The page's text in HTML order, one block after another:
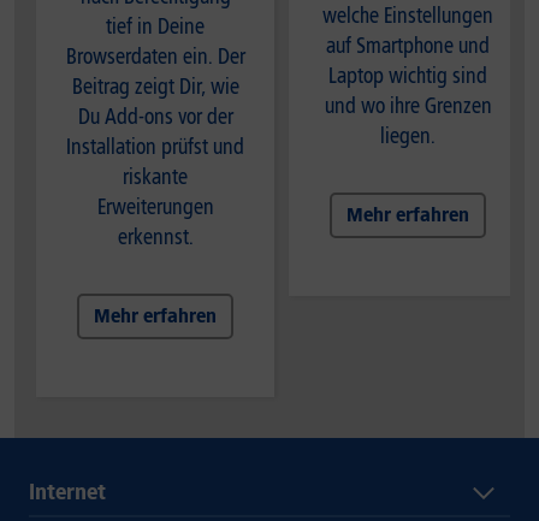
tief in Deine
Browserdaten ein. Der
Beitrag zeigt Dir, wie
Du Add-ons vor der
Installation prüfst und
riskante
Erweiterungen
erkennst.
Mehr erfahren
welche Einstellungen
auf Smartphone und
Laptop wichtig sind
und wo ihre Grenzen
liegen.
Mehr erfahren
Internet